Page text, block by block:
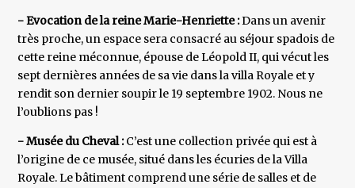
- Evocation de la reine Marie-Henriette :Dans un avenir
très proche, un espace sera consacré au séjour spadois de
cette reine méconnue, épouse de Léopold II, qui vécut les
sept dernières années de sa vie dans la villa Royale et y
rendit son dernier soupir le 19 septembre 1902. Nous ne
l’oublions pas !
- Musée du Cheval :C’est une collection privée qui est à
l’origine de ce musée, situé dans les écuries de la Villa
Royale. Le bâtiment comprend une série de salles et de